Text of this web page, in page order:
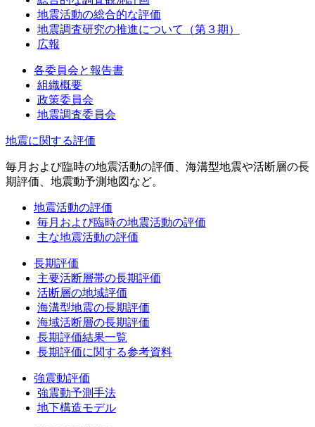
地震活動の総合的な評価
地震調査研究の推進について（第３期）
広報
各委員会と報告書
組織概要
政策委員会
地震調査委員会
地震に関する評価
毎月および臨時の地震活動の評価、海溝型地震や活断層の長
期評価、地震動予測地図など。
地震活動の評価
毎月および臨時の地震活動の評価
主な地震活動の評価
長期評価
主要活断層帯の長期評価
活断層の地域評価
海溝型地震の長期評価
海域活断層の長期評価
長期評価結果一覧
長期評価に関する参考資料
強震動評価
強震動予測手法
地下構造モデル